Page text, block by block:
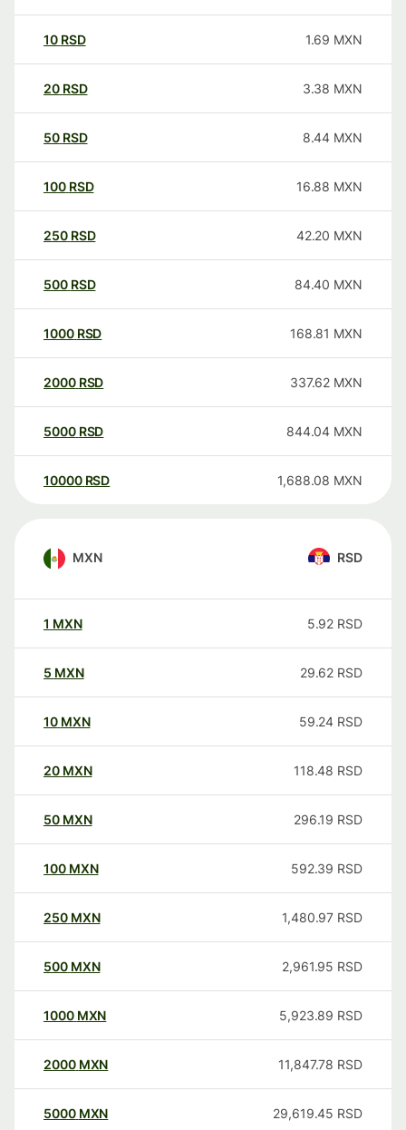
10 RSD 1.69 MXN
20 RSD 3.38 MXN
50 RSD 8.44 MXN
100 RSD 16.88 MXN
250 RSD 42.20 MXN
500 RSD 84.40 MXN
1000 RSD 168.81 MXN
2000 RSD 337.62 MXN
5000 RSD 844.04 MXN
10000 RSD 1,688.08 MXN
MXN RSD
1 MXN 5.92 RSD
5 MXN 29.62 RSD
10 MXN 59.24 RSD
20 MXN 118.48 RSD
50 MXN 296.19 RSD
100 MXN 592.39 RSD
250 MXN 1,480.97 RSD
500 MXN 2,961.95 RSD
1000 MXN 5,923.89 RSD
2000 MXN 11,847.78 RSD
5000 MXN 29,619.45 RSD